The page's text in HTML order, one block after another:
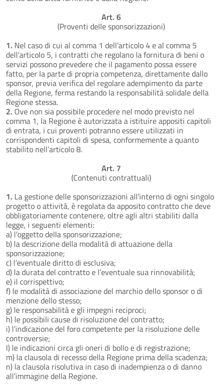
Art. 6
(Proventi delle sponsorizzazioni)
1. Nel caso di cui al comma 1 dell’articolo 4 e al comma 5
dell’articolo 5, i contratti che regolano la fornitura di beni o
servizi possono prevedere che il pagamento possa essere
fatto, per la parte di propria competenza, direttamente dallo
sponsor, previa verifica del regolare adempimento da parte
della Regione, ferma restando la responsabilità solidale della
Regione stessa.
2. Ove non sia possibile procedere nel modo previsto nel
comma 1, la Regione è autorizzata a istituire appositi capitoli
di entrata, i cui proventi potranno essere utilizzati in
corrispondenti capitoli di spesa, conformemente a quanto
stabilito nell’articolo 8.
Art. 7
(Contenuti contrattuali)
1. La gestione delle sponsorizzazioni all’interno di ogni singolo
progetto o attività, è regolata da apposito contratto che deve
obbligatoriamente contenere, oltre agli altri stabiliti dalla
legge, i seguenti elementi:
a) l’oggetto della sponsorizzazione;
b) la descrizione della modalità di attuazione della
sponsorizzazione;
c) l’eventuale diritto di esclusiva;
d) la durata del contratto e l’eventuale sua rinnovabilità;
e) il corrispettivo;
f) le modalità di associazione del marchio dello sponsor o di
menzione dello stesso;
g) le responsabilità e gli impegni reciproci;
h) le possibili cause di risoluzione del contratto;
i) l’indicazione del foro competente per la risoluzione delle
controversie;
l) le indicazioni circa gli oneri di bollo e di registrazione;
m) la clausola di recesso della Regione prima della scadenza;
n) la clausola risolutiva in caso di inadempienza o di danno
all’immagine della Regione.